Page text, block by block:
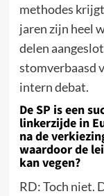
methodes
jaren zijn heel
delen
stomverbaasd
intern debat.
De SP is een
linkerzijde in
na de
waardoor de
kan vegen?
RD: Toch niet.